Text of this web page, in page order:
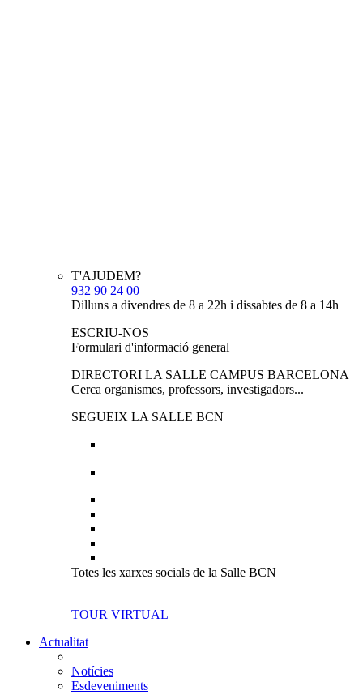
T'AJUDEM?
932 90 24 00
Dilluns a divendres de 8 a 22h i dissabtes de 8 a 14h
ESCRIU-NOS
Formulari d'informació general
DIRECTORI LA SALLE CAMPUS BARCELONA
Cerca organismes, professors, investigadors...
SEGUEIX LA SALLE BCN
Totes les xarxes socials de la Salle BCN
TOUR VIRTUAL
Actualitat
Notícies
Esdeveniments